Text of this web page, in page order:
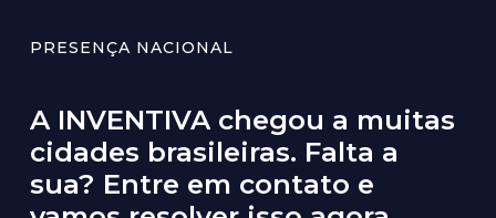
PRESENÇA NACIONAL
A INVENTIVA chegou a muitas
cidades brasileiras. Falta a
sua? Entre em contato e